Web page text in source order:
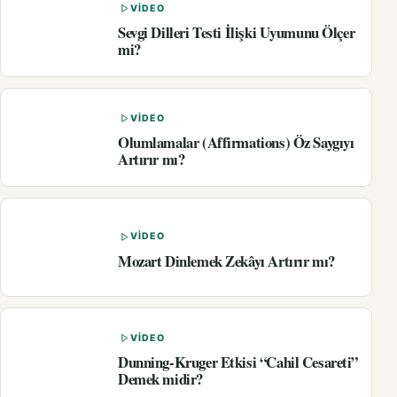
VIDEO
Sevgi Dilleri Testi İlişki Uyumunu Ölçer
mi?
VIDEO
Olumlamalar (Affirmations) Öz Saygıyı
Artırır mı?
VIDEO
Mozart Dinlemek Zekâyı Artırır mı?
VIDEO
Dunning-Kruger Etkisi “Cahil Cesareti”
Demek midir?